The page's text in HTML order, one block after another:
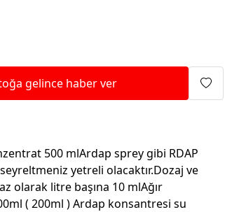
gelince haber ver
500 mlArdap sprey gibi RDAP
yetreli olacaktır.Dozaj ve
olarak litre başına 10 mlAğır
( 200ml ) Ardap konsantresi su